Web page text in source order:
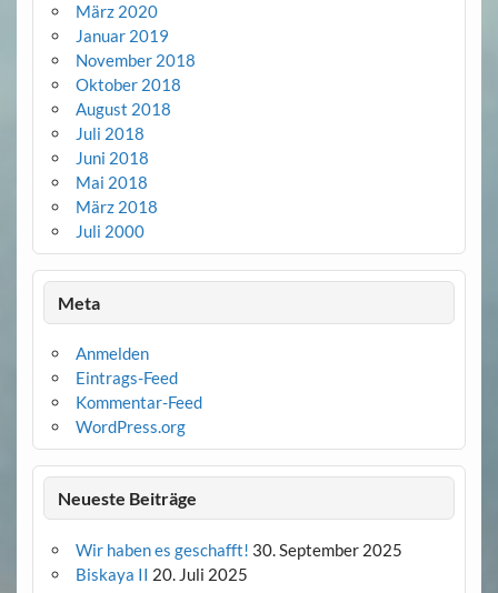
März 2020
Januar 2019
November 2018
Oktober 2018
August 2018
Juli 2018
Juni 2018
Mai 2018
März 2018
Juli 2000
Meta
Anmelden
Eintrags-Feed
Kommentar-Feed
WordPress.org
Neueste Beiträge
Wir haben es geschafft! 30. September 2025
Biskaya II 20. Juli 2025